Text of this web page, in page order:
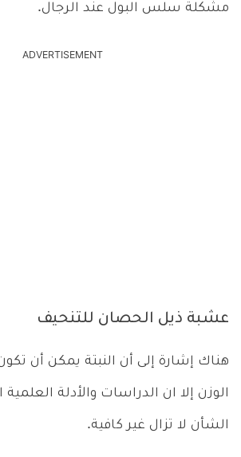
مشكلة سلس البول عند الرجال.
ADVERTISEMENT
عشبة ذيل الحصان للتنحيف
هناك إشارة إلى أن النبتة يمكن أن
الوزن إلا ان الدراسات والأدلة
الشأن لا تزال غير كافية.